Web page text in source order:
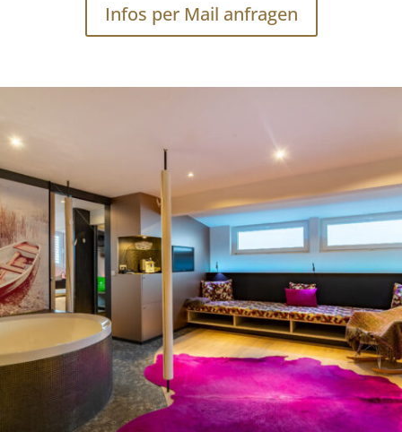
Infos per Mail anfragen